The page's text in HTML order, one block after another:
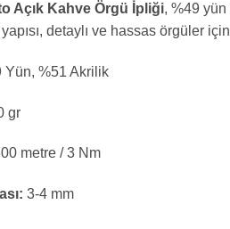
Açık Kahve Örgü İpliği, %49 yün
detaylı ve hassas örgüler
Yün, %51 Akrilik
gr
metre / 3 Nm
3-4 mm